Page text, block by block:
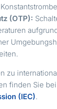
(OTP):
zu
finden Sie
(IEC).